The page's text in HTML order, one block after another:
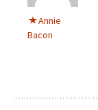
Annie
Bacon